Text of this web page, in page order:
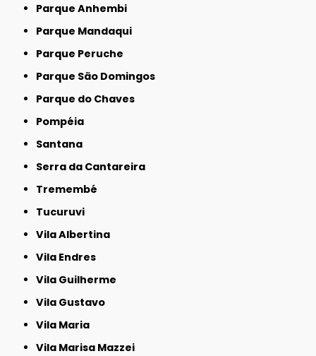
Parque Anhembi
Parque Mandaqui
Parque Peruche
Parque São Domingos
Parque do Chaves
Pompéia
Santana
Serra da Cantareira
Tremembé
Tucuruvi
Vila Albertina
Vila Endres
Vila Guilherme
Vila Gustavo
Vila Maria
Vila Marisa Mazzei